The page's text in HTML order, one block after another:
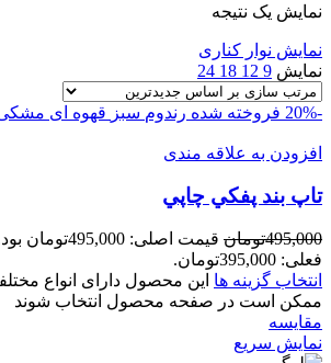
نمایش یک نتیجه
نمایش نوار کناری
نمایش 9
12
18
24
-20% فروخته شده رندوم سبز قهوه ای
افزودن به علاقه مندی
تاپ بند پفکي چاپي
495,000تومان قیمت اصلی: 495,000تومان بود.
فعلی: 395,000تومان.
انتخاب گزینه ها این محصول دارای انواع
ممکن است در صفحه محصول انتخاب شوند
مقايسه
نمایش سریع